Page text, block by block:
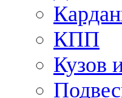
КПП
Кузов